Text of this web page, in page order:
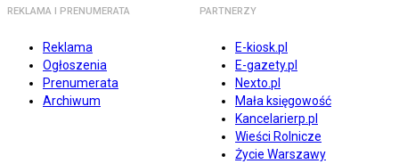
REKLAMA I PRENUMERATA
Reklama
Ogłoszenia
Prenumerata
Archiwum
PARTNERZY
E-kiosk.pl
E-gazety.pl
Nexto.pl
Mała księgowość
Kancelarierp.pl
Wieści Rolnicze
Życie Warszawy